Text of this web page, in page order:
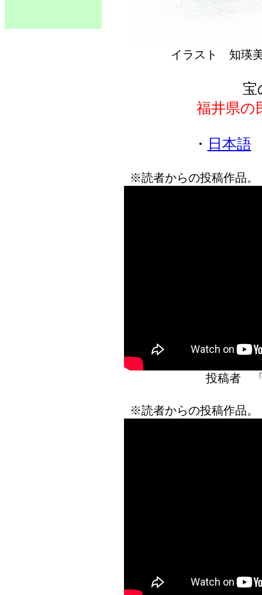
イラスト 知瑛
宝
福井県の
・ 日本語
※読者からの投稿作品
投稿者
※読者からの投稿作品